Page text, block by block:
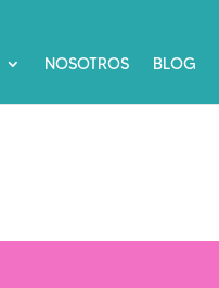
NOSOTROS BLOG